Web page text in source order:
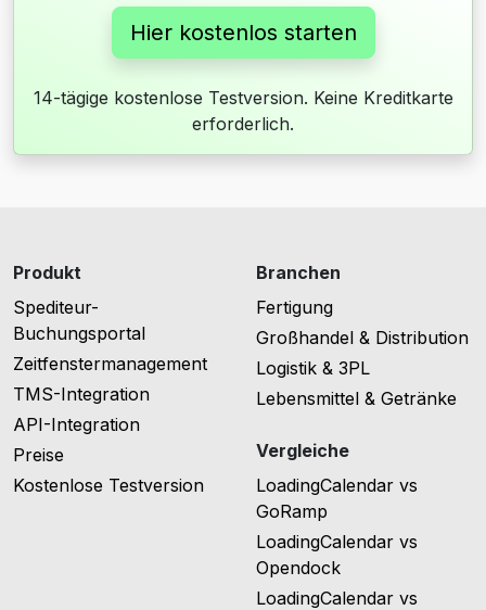
Hier kostenlos starten
14-tägige kostenlose Testversion. Keine Kreditkarte
erforderlich.
Produkt
Spediteur-
Buchungsportal
Zeitfenstermanagement
TMS-Integration
API-Integration
Preise
Kostenlose Testversion
Branchen
Fertigung
Großhandel & Distribution
Logistik & 3PL
Lebensmittel & Getränke
Vergleiche
LoadingCalendar vs
GoRamp
LoadingCalendar vs
Opendock
LoadingCalendar vs